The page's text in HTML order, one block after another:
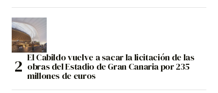
El Cabildo vuelve a sacar la licitación de las
obras del Estadio de Gran Canaria por 235
millones de euros